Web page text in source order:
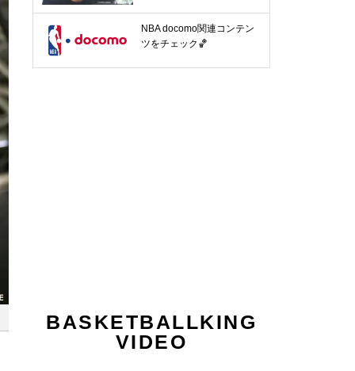
NBA docomo関連コンテン
ツをチェック🏀
BASKETBALLKING
VIDEO